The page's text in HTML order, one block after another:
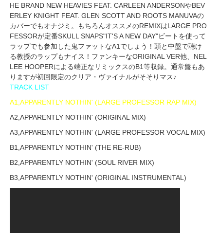
HE BRAND NEW HEAVIES FEAT. CARLEEN ANDERSONやBEV
ERLEY KNIGHT FEAT. GLEN SCOTT AND ROOTS MANUVAの
カバーでもオナジミ。もちろんオススメのREMIXはLARGE PRO
FESSORが定番SKULL SNAPS"IT'S A NEW DAY"ビートを使って
ラップでも参加した鬼ファットなA1でしょう！頭と中盤で聴け
る教授のラップもナイス！ファンキーなORIGINAL VER他、NEL
LEE HOOPERによる端正なリミックスのB1等収録。通常盤もあ
りますが初回限定のクリア・ヴァイナルがそそりマス♪
TRACK LIST
A1,APPARENTLY NOTHIN' (LARGE PROFESSOR RAP MIX)
A2,APPARENTLY NOTHIN' (ORIGINAL MIX)
A3,APPARENTLY NOTHIN' (LARGE PROFESSOR VOCAL MIX)
B1,APPARENTLY NOTHIN' (THE RE-RUB)
B2,APPARENTLY NOTHIN' (SOUL RIVER MIX)
B3,APPARENTLY NOTHIN' (ORIGINAL INSTRUMENTAL)